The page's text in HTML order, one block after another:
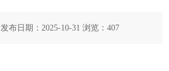
布日期：2025-10-31 浏览： 407